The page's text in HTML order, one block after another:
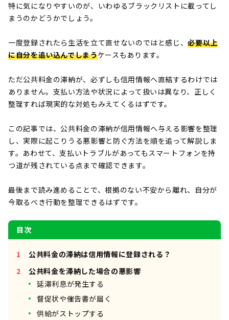
特に気になりやすいのが、いわゆるブラックリストに載ってし
まうのかどうかでしょう。
一度登録されたら生活を立て直せないのではと感じ、必要以上
に自分を追い込んでしまうケースもあります。
ただ公共料金の滞納が、必ずしも信用情報へ直結するわけでは
ありません。支払い方法や状況によって扱いは異なり、正しく
整理すれば現実的な対処もみえてくるはずです。
この記事では、公共料金の滞納が信用情報へ与える影響を整理
し、実際に起こりうる悪影響と防ぐ方法を順を追って解説しま
す。あわせて、支払いトラブルがあってもスマートフォンを持
つ道が残されている点まで確認できます。
最後まで読み進めることで、根拠のない不安から離れ、自分が
今取るべき行動を整理できるはずです。
目次
公共料金の滞納は信用情報に登録される？
公共料金を滞納した場合の悪影響
延滞利息が発生する
督促状や催告書が届く
供給がストップする